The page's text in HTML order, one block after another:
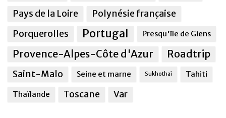
Pays de la Loire
Polynésie française
Porquerolles
Portugal Presqu'île de Giens
Provence-Alpes-Côte d'Azur Roadtrip
Saint-Malo Seine et marne Sukhothai Tahiti
Thaïlande Toscane Var